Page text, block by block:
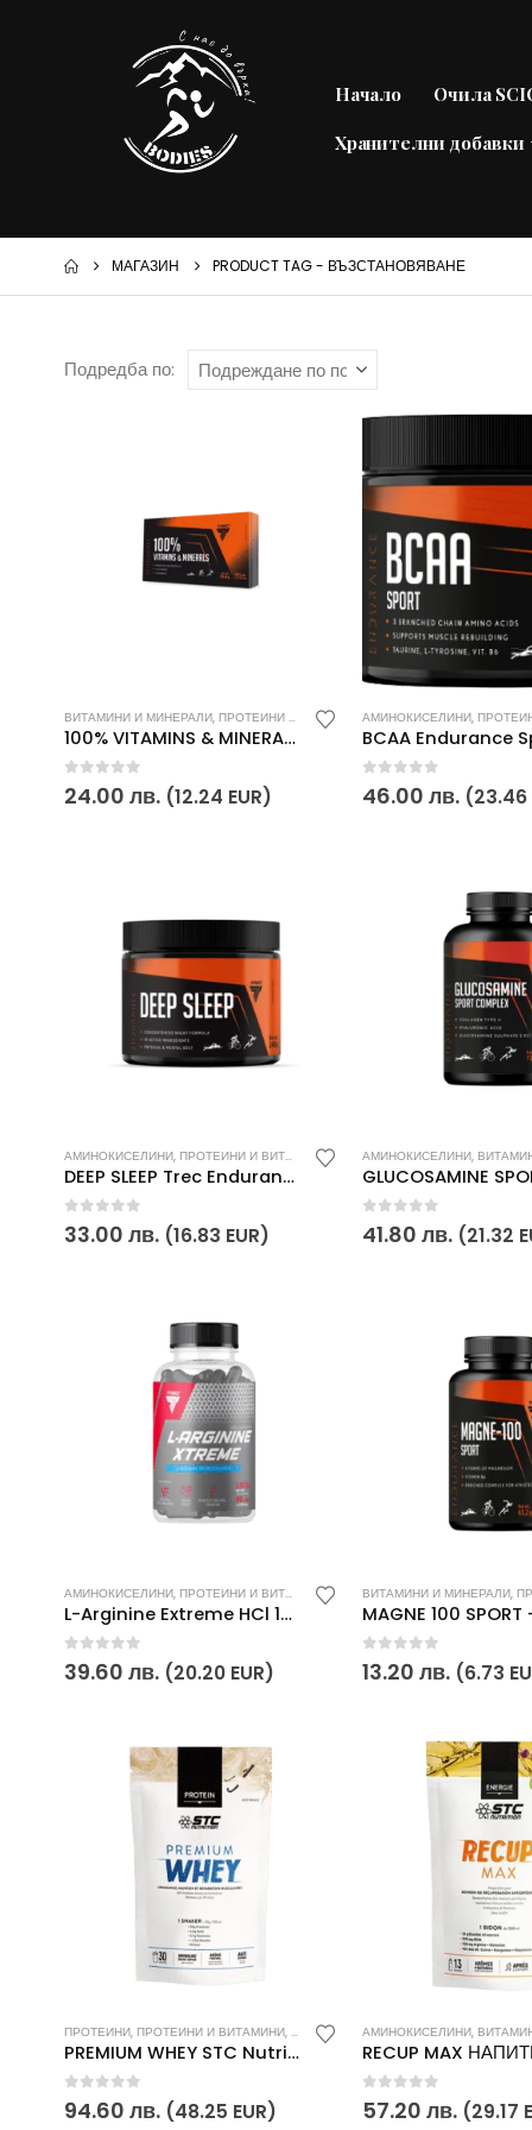
Начало Очила
Хранителни добавки
МАГАЗИН PRODUCT TAG - ВЪЗСТАНОВЯВАНЕ
Подредба по:
ВИТАМИНИ И МИНЕРАЛИ, ПРОТЕИНИ И ВИТАМИНИ ,СПОРТНИ ПОСТИЖЕНИЯ,
100% VITAMINS & MINERALS 60 КАПСУЛИ Trec Endurance
0 out of 5
24.00 лв. (12.24 EUR)
АМИНОКИСЕЛИНИ, ПРОТЕИНИ
out of 5
46.00лв. (23.46
АМИНОКИСЕЛИНИ, ПРОТЕИНИ И ВИТАМИНИ ,СПОРТНИ ПОСТИЖЕНИЯ,
DEEP SLEEP Trec Endurance 240 ГР
0out of 5
33.00 лв. (16.83 EUR)
АМИНОКИСЕЛИНИ, ВИТАМИНИ
out of 5
41.80лв. (21.32
АМИНОКИСЕЛИНИ, ПРОТЕИНИ И ВИТАМИНИ ,СПОРТНИ ПОСТИЖЕНИЯ,
L-Arginine Extreme HCl 1220mg 90 капс.
0out of 5
39.60 лв. (20.20 EUR)
ВИТАМИНИ И МИНЕРАЛИ,
0out of 5
13.20лв. (6.73
ПРОТЕИНИ, ПРОТЕИНИ И ВИТАМИНИ, СПОРТНИ ПОСТИЖЕНИЯ,ХРАНИТЕЛНИ
PREMIUM WHEY STC Nutrition
0out of 5
94.60 лв. (48.25 EUR)
АМИНОКИСЕЛИНИ, ВИТАМИНИ
0out of 5
57.20лв. (29.17